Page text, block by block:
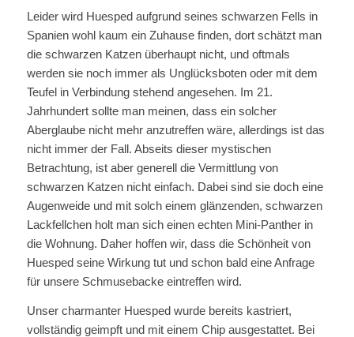
Leider wird Huesped aufgrund seines schwarzen Fells in
Spanien wohl kaum ein Zuhause finden, dort schätzt man
die schwarzen Katzen überhaupt nicht, und oftmals
werden sie noch immer als Unglücksboten oder mit dem
Teufel in Verbindung stehend angesehen. Im 21.
Jahrhundert sollte man meinen, dass ein solcher
Aberglaube nicht mehr anzutreffen wäre, allerdings ist das
nicht immer der Fall. Abseits dieser mystischen
Betrachtung, ist aber generell die Vermittlung von
schwarzen Katzen nicht einfach. Dabei sind sie doch eine
Augenweide und mit solch einem glänzenden, schwarzen
Lackfellchen holt man sich einen echten Mini-Panther in
die Wohnung. Daher hoffen wir, dass die Schönheit von
Huesped seine Wirkung tut und schon bald eine Anfrage
für unsere Schmusebacke eintreffen wird.
Unser charmanter Huesped wurde bereits kastriert,
vollständig geimpft und mit einem Chip ausgestattet. Bei